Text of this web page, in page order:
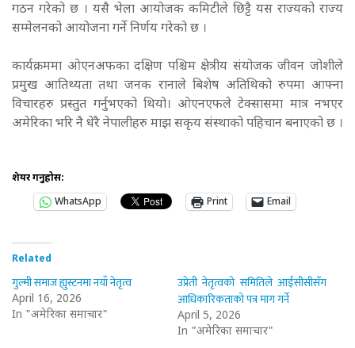
गठन गरेको छ । यसै भेला आयोजक कमिटीले छिट्टै यस राज्यको राज्य
सम्मेलनको आयोजना गर्ने निर्णय गरेको छ ।
कार्यक्रममा ओएनअफका दक्षिण पश्चिम क्षेत्रीय संयोजक जीवन जोशीले
प्रमुख आतिथ्यता तथा जनक रानाले बिशेष अतिथिको रुपमा आफ्ना
विचारहरु प्रस्तुत गर्नुभएको थियो। ओएनएफले टेक्सासमा मात्र नभएर
अमेरिका भरि नै धेरै नेपालीहरु माझ सकृय संस्थाको पहिचान बनाएको छ ।
शेयर गर्नुहोस:
WhatsApp
Print Email
Related
गुल्मी समाज ह्युस्टनमा नयाँ नेतृत्व
April 16, 2026
In "अमेरिका समाचार"
उप्रेती नेतृत्वको समितिले आईसीसीसँग
आधिकारिकताको पत्र माग गर्ने
April 5, 2026
In "अमेरिका समाचार"